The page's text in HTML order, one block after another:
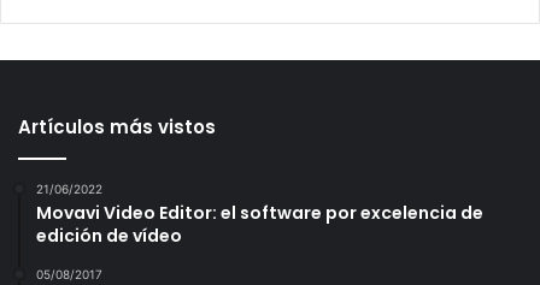
Artículos más vistos
21/06/2022
Movavi Video Editor: el software por excelencia de
edición de vídeo
05/08/2017